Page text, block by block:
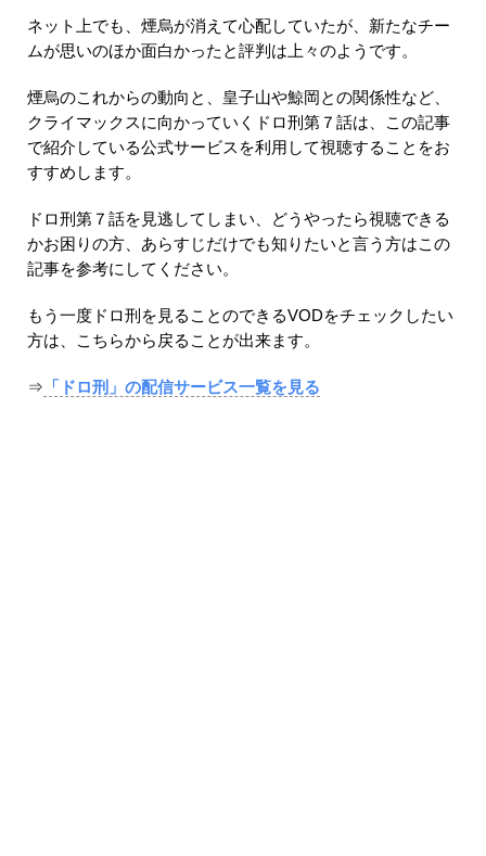
ネット上でも、煙烏が消えて心配していたが、新たなチー
ムが思いのほか面白かったと評判は上々のようです。
煙烏のこれからの動向と、皇子山や鯨岡との関係性など、
クライマックスに向かっていくドロ刑第７話は、この記事
で紹介している公式サービスを利用して視聴することをお
すすめします。
ドロ刑第７話を見逃してしまい、どうやったら視聴できる
かお困りの方、あらすじだけでも知りたいと言う方はこの
記事を参考にしてください。
もう一度ドロ刑を見ることのできるVODをチェックしたい
方は、こちらから戻ることが出来ます。
⇒ 「ドロ刑」の配信サービス一覧を見る